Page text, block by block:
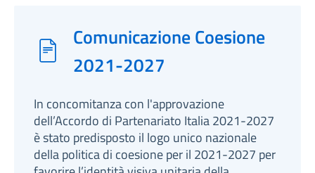
Comunicazione Coesione
2021-2027
In concomitanza con l'approvazione
dell’Accordo di Partenariato Italia 2021-2027
è stato predisposto il logo unico nazionale
della politica di coesione per il 2021-2027 per